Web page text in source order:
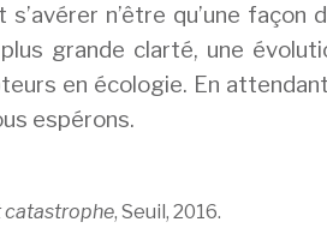
n’être qu’une façon
grande clarté, une
en écologie. En
espérons.
catastrophe, Seuil, 2016.